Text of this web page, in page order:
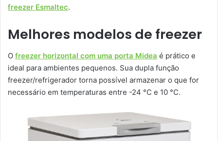
freezer Esmaltec.
Melhores modelos de freezer
O freezer horizontal com uma porta Midea é prático e
ideal para ambientes pequenos. Sua dupla função
freezer/refrigerador torna possível armazenar o que for
necessário em temperaturas entre -24 °C e 10 °C.